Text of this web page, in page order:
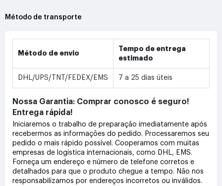
Método de transporte
Método de envio
Tempo de entrega
estimado
DHL/UPS/TNT/FEDEX/EMS 7 a 25 dias úteis
Nossa Garantia: Comprar conosco é seguro!
Entrega rápida!
Iniciaremos o trabalho de preparação imediatamente após
recebermos as informações do pedido. Processaremos seu
pedido o mais rápido possível. Cooperamos com muitas
empresas de logística internacionais, como DHL, EMS.
Forneça um endereço e número de telefone corretos e
detalhados para que o produto chegue a tempo. Não nos
responsabilizamos por endereços incorretos ou inválidos.